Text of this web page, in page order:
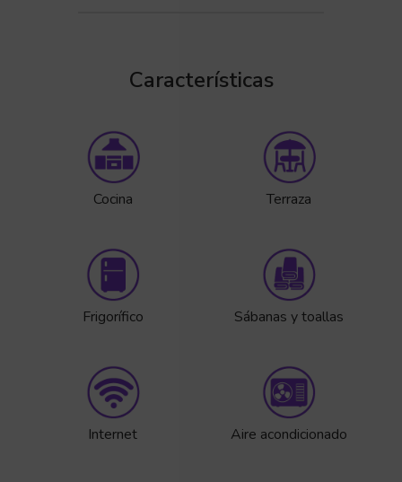
Características
Cocina Terraza
Frigorífico Sábanas y toallas
Internet Aire acondicionado